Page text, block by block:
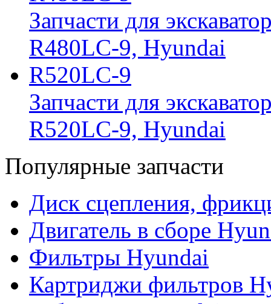
Запчасти для
R480LC-9, Hyundai
R520LC-9
Запчасти для
R520LC-9, Hyundai
Популярные запчасти
Диск сцепления,
Двигатель в сборе
Фильтры Hyundai
Картриджи фильтров